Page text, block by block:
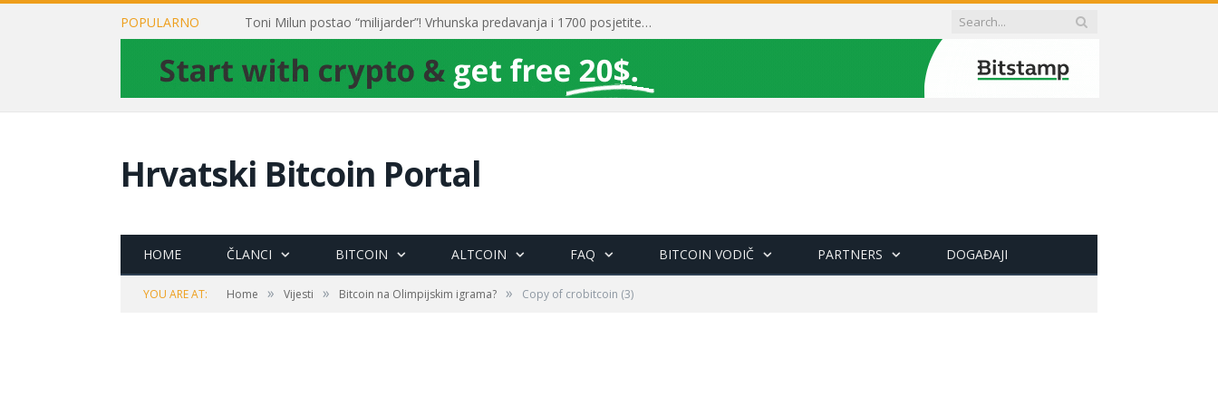
POPULARNO Toni Milun postao “milijarder”! Vrhunska predavanja i 1700 posjetitelja obilježili su mjesec financijske pismenosti
Hrvatski Bitcoin Portal
HOME ČLANCI BITCOIN ALTCOIN FAQ BITCOIN VODIČ PARTNERS DOGAĐAJI
YOU ARE AT: Home » Vijesti » Bitcoin na Olimpijskim igrama? » Copy of crobitcoin (3)